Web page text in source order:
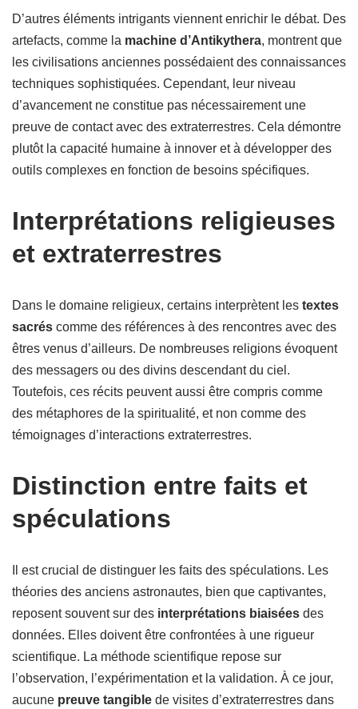
D’autres éléments intrigants viennent enrichir le débat. Des
artefacts, comme la machine d’Antikythera, montrent que
les civilisations anciennes possédaient des connaissances
techniques sophistiquées. Cependant, leur niveau
d’avancement ne constitue pas nécessairement une
preuve de contact avec des extraterrestres. Cela démontre
plutôt la capacité humaine à innover et à développer des
outils complexes en fonction de besoins spécifiques.
Interprétations religieuses
et extraterrestres
Dans le domaine religieux, certains interprètent les textes
sacrés comme des références à des rencontres avec des
êtres venus d’ailleurs. De nombreuses religions évoquent
des messagers ou des divins descendant du ciel.
Toutefois, ces récits peuvent aussi être compris comme
des métaphores de la spiritualité, et non comme des
témoignages d’interactions extraterrestres.
Distinction entre faits et
spéculations
Il est crucial de distinguer les faits des spéculations. Les
théories des anciens astronautes, bien que captivantes,
reposent souvent sur des interprétations biaisées des
données. Elles doivent être confrontées à une rigueur
scientifique. La méthode scientifique repose sur
l’observation, l’expérimentation et la validation. À ce jour,
aucune preuve tangible de visites d’extraterrestres dans